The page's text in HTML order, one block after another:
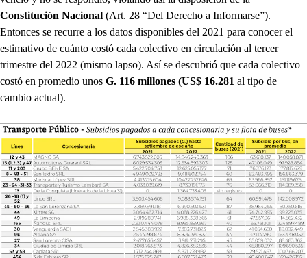
Constitución Nacional (Art. 28 “Del Derecho a Informarse”).
Entonces se recurre a los datos disponibles del 2021 para conocer el
estimativo de cuánto costó cada colectivo en circulación al tercer
trimestre del 2022 (mismo lapso). Así se descubrió que cada colectivo
costó en promedio unos G. 116 millones (US$ 16.281 al tipo de
cambio actual).